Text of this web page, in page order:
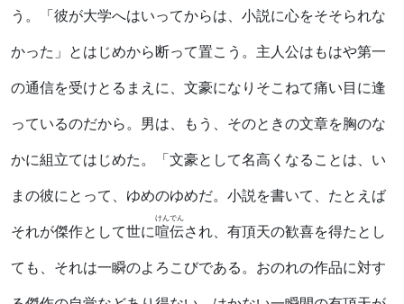
う。「彼が大学へはいってからは、小説に心をそそられな
かった」とはじめから断って置こう。主人公はもはや第一
の通信を受けとるまえに、文豪になりそこねて痛い目に逢
っているのだから。男は、もう、そのときの文章を胸のな
かに組立てはじめた。「文豪として名高くなることは、い
まの彼にとって、ゆめのゆめだ。小説を書いて、たとえば
それが傑作として世に喧伝
けんでん
され、有頂天の歓喜を得たとし
ても、それは一瞬のよろこびである。おのれの作品に対す